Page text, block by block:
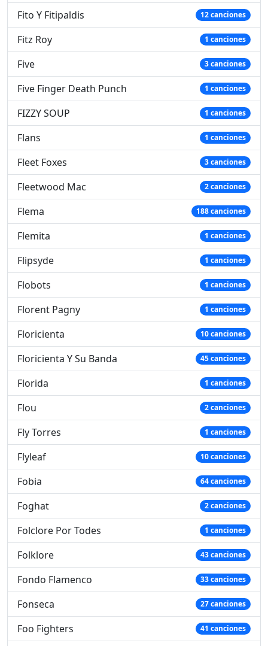
Fito Y Fitipaldis 12 canciones
Fitz Roy 1 canciones
Five 3 canciones
Five Finger Death Punch 1 canciones
FIZZY SOUP 1 canciones
Flans 1 canciones
Fleet Foxes 3 canciones
Fleetwood Mac 2 canciones
Flema 188 canciones
Flemita 1 canciones
Flipsyde 1 canciones
Flobots 1 canciones
Florent Pagny 1 canciones
Floricienta 10 canciones
Floricienta Y Su Banda 45 canciones
Florida 1 canciones
Flou 2 canciones
Fly Torres 1 canciones
Flyleaf 10 canciones
Fobia 64 canciones
Foghat 2 canciones
Folclore Por Todes 1 canciones
Folklore 43 canciones
Fondo Flamenco 33 canciones
Fonseca 27 canciones
Foo Fighters 41 canciones